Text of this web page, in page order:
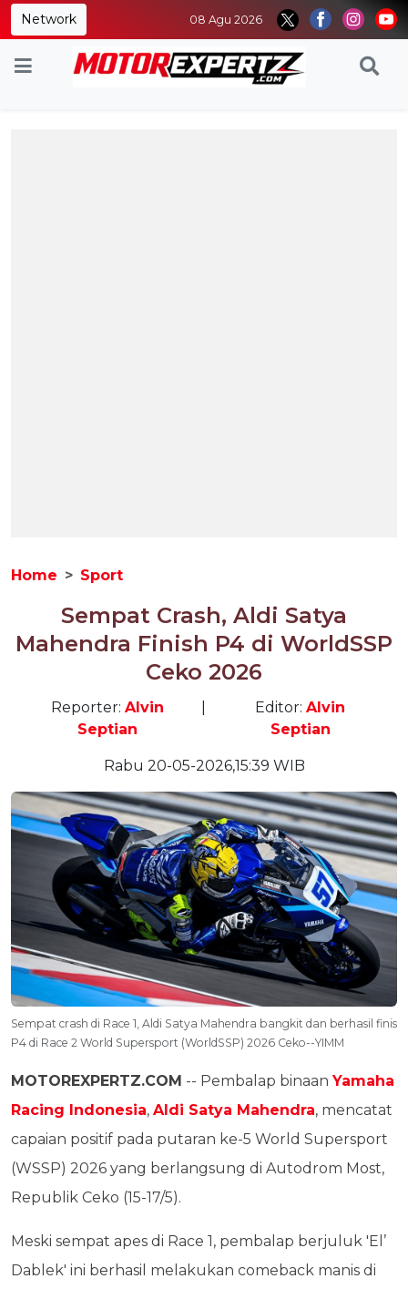
Network 08 Agu 2026
Home Sport
Sempat Crash, Aldi Satya
Mahendra Finish P4 di WorldSSP
Ceko 2026
Reporter: Alvin
Septian
Editor:Alvin
Septian
Rabu 20-05-2026,15:39 WIB
Sempat crash di Race 1, Aldi Satya Mahendra bangkit dan berhasil finis
P4 di Race 2 World Supersport (WorldSSP) 2026 Ceko--YIMM
MOTOREXPERTZ.COM -- Pembalap binaanYamaha
Racing Indonesia, Aldi Satya Mahendra, mencatat
capaian positif pada putaran ke-5 World Supersport
(WSSP) 2026 yang berlangsung di Autodrom Most,
Republik Ceko (15-17/5).
Meski sempat apes di Race 1, pembalap berjuluk 'El’
Dablek' ini berhasil melakukan comeback manis di